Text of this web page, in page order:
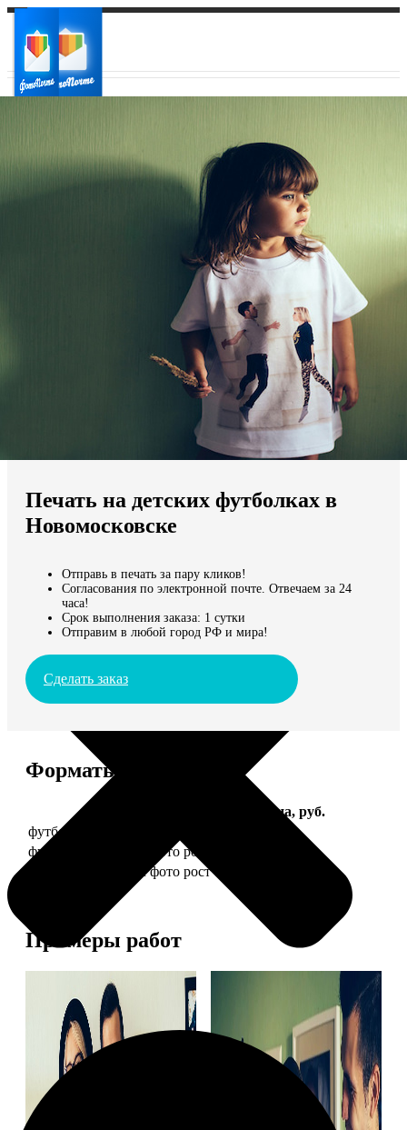
Ваш город:
Мы доставляем по всему миру
Продолжить без города
Печать на детских футболках в
Новомосковске
Отправь в печать за пару кликов!
Согласования по электронной почте. Отвечаем за 24
часа!
Срок выполнения заказа: 1 сутки
Отправим в любой город РФ и мира!
Сделать заказ
Форматы и цены
Цена, руб.
футболка детская с фото рост 118 см
футболка детская с фото рост 128 см
футболка детская с фото рост 134 см
Примеры работ